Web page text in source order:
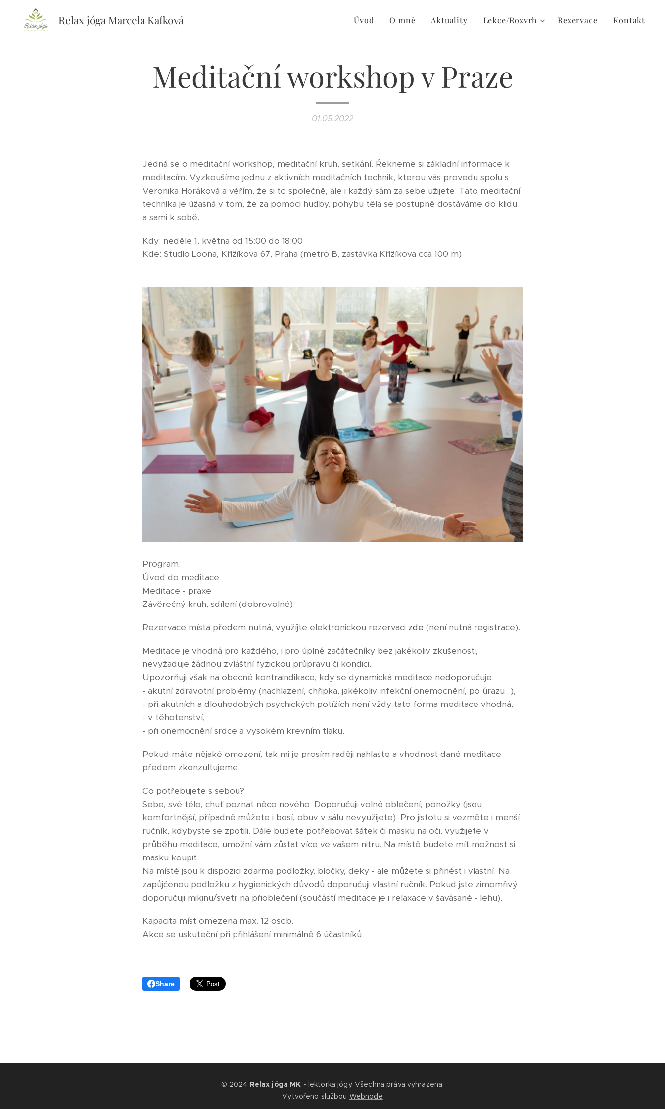
Relax jóga Marcela Kafková Úvod O mně Aktuality Lekce/Rozvrh Rezervace Kontakt
Meditační workshop v Praze
01.05.2022
Jedná se o meditační workshop, meditační kruh, setkání. Řekneme si základní informace k
meditacím. Vyzkoušíme jednu z aktivních meditačních technik, kterou vás provedu spolu s
Veronika Horáková a věřím, že si to společně, ale i každý sám za sebe užijete. Tato meditační
technika je úžasná v tom, že za pomoci hudby, pohybu těla se postupně dostáváme do klidu
a sami k sobě.
Kdy: neděle 1. května od 15:00 do 18:00
Kde: Studio Loona, Křižíkova 67, Praha (metro B, zastávka Křižíkova cca 100 m)
Program:
Úvod do meditace
Meditace - praxe
Závěrečný kruh, sdílení (dobrovolné)
Rezervace místa předem nutná, využíjte elektronickou rezervaci zde (není nutná registrace).
Meditace je vhodná pro každého, i pro úplné začátečníky bez jakékoliv zkušenosti,
nevyžaduje žádnou zvláštní fyzickou průpravu či kondici.
Upozorňuji však na obecné kontraindikace, kdy se dynamická meditace nedoporučuje:
- akutní zdravotní problémy (nachlazení, chřipka, jakékoliv infekční onemocnění, po úrazu...),
- při akutních a dlouhodobých psychických potížích není vždy tato forma meditace vhodná,
- v těhotenství,
- při onemocnění srdce a vysokém krevním tlaku.
Pokud máte nějaké omezení, tak mi je prosím raději nahlaste a vhodnost dané meditace
předem zkonzultujeme.
Co potřebujete s sebou?
Sebe, své tělo, chuť poznat něco nového. Doporučuji volné oblečení, ponožky (jsou
komfortnější, případně můžete i bosí, obuv v sálu nevyužijete). Pro jistotu si vezměte i menší
ručník, kdybyste se zpotili. Dále budete potřebovat šátek či masku na oči, využijete v
průběhu meditace, umožní vám zůstat více ve vašem nitru. Na místě budete mít možnost si
masku koupit.
Na místě jsou k dispozici zdarma podložky, bločky, deky - ale můžete si přinést i vlastní. Na
zapůjčenou podložku z hygienických důvodů doporučuji vlastní ručník. Pokud jste zimomřivý
doporučuji mikinu/svetr na přioblečení (součástí meditace je i relaxace v šavásaně - lehu).
Kapacita míst omezena max. 12 osob.
Akce se uskuteční při přihlášení minimálně 6 účastníků.
Share
© 2024 Relax jóga MK - lektorka jógy. Všechna práva vyhrazena.
Vytvořeno službou Webnode